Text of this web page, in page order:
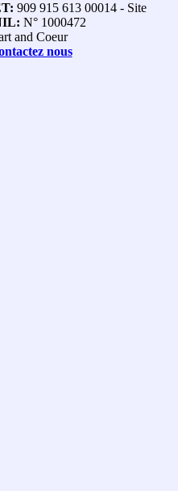
909 915 613 00014 - Site
N° 1000472
and Coeur
nous